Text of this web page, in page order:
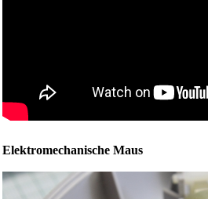
Elektromechanische Maus